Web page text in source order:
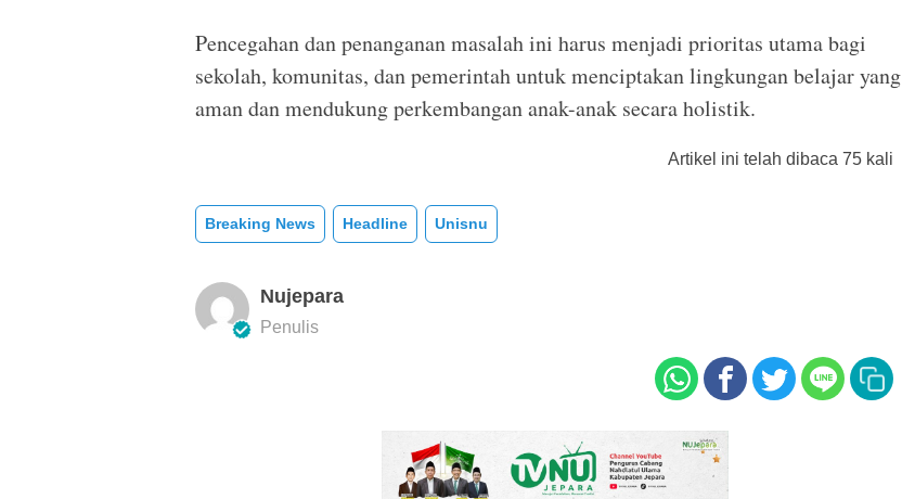
Pencegahan dan penanganan masalah ini harus menjadi prioritas utama bagi
sekolah, komunitas, dan pemerintah untuk menciptakan lingkungan belajar yang
aman dan mendukung perkembangan anak-anak secara holistik.
Artikel ini telah dibaca 75 kali
Breaking News Headline Unisnu
Nujepara
Penulis